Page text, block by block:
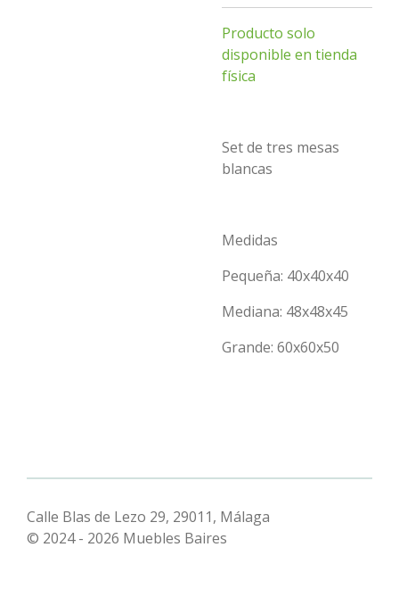
Producto solo
disponible en tienda
física
Set de tres mesas
blancas
Medidas
Pequeña: 40x40x40
Mediana: 48x48x45
Grande: 60x60x50
Calle Blas de Lezo 29, 29011, Málaga
© 2024 - 2026 Muebles Baires